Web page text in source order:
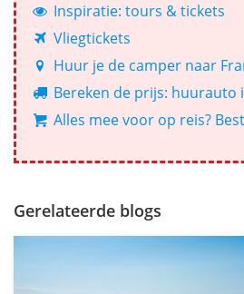
Inspiratie: tours & tickets
Vliegtickets
Huur je de camper naar
Bereken de prijs: huurauto
Alles mee voor op reis?
Gerelateerde blogs